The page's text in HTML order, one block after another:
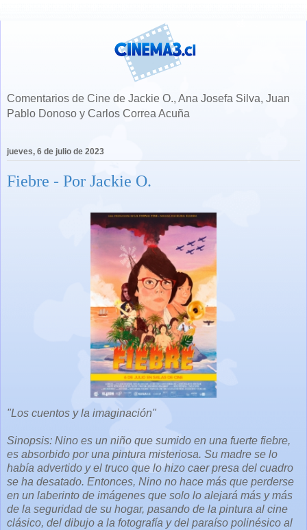
Comentarios de Cine de Jackie O., Ana Josefa Silva, Juan
Pablo Donoso y Carlos Correa Acuña
jueves, 6 de julio de 2023
Fiebre - Por Jackie O.
"Los cuentos y la imaginación"
Sinopsis: Nino es un niño que sumido en una fuerte fiebre,
es absorbido por una pintura misteriosa. Su madre se lo
había advertido y el truco que lo hizo caer presa del cuadro
se ha desatado. Entonces, Nino no hace más que perderse
en un laberinto de imágenes que solo lo alejará más y más
de la seguridad de su hogar, pasando de la pintura al cine
clásico, del dibujo a la fotografía y del paraíso polinésico al